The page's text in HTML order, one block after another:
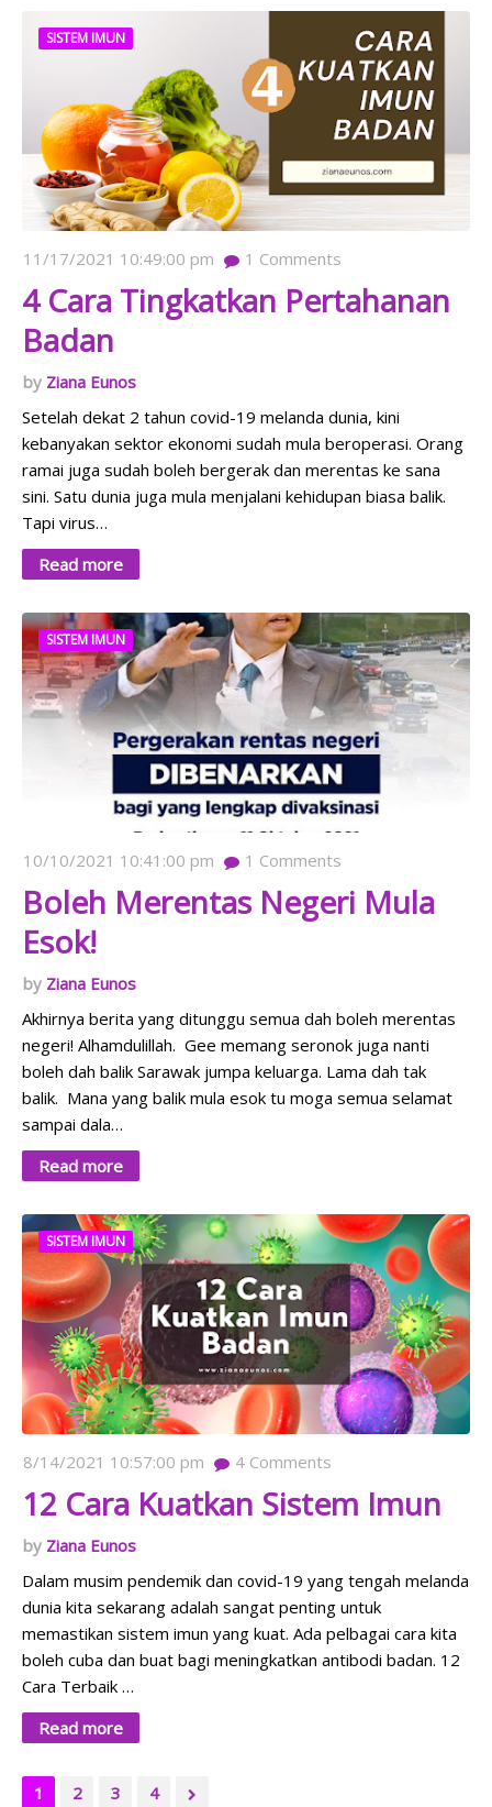
SISTEM IMUN
11/17/2021 10:49:00 pm 1 Comments
4 Cara Tingkatkan Pertahanan
Badan
Ziana Eunos
Setelah dekat 2 tahun covid-19 melanda dunia, kini
kebanyakan sektor ekonomi sudah mula beroperasi. Orang
ramai juga sudah boleh bergerak dan merentas ke sana
sini. Satu dunia juga mula menjalani kehidupan biasa balik.
Tapi virus…
Read more
SISTEM IMUN
10/10/2021 10:41:00 pm 1 Comments
Boleh Merentas Negeri Mula
Esok!
Ziana Eunos
Akhirnya berita yang ditunggu semua dah boleh merentas
negeri! Alhamdulillah. Gee memang seronok juga nanti
boleh dah balik Sarawak jumpa keluarga. Lama dah tak
balik. Mana yang balik mula esok tu moga semua selamat
sampai dala…
Read more
SISTEM IMUN
8/14/2021 10:57:00 pm 4 Comments
12 Cara Kuatkan Sistem Imun
Ziana Eunos
Dalam musim pendemik dan covid-19 yang tengah melanda
dunia kita sekarang adalah sangat penting untuk
memastikan sistem imun yang kuat. Ada pelbagai cara kita
boleh cuba dan buat bagi meningkatkan antibodi badan. 12
Cara Terbaik …
Read more
1 2 3 4